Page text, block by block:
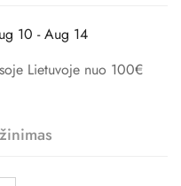
10 - Aug 14
Lietuvoje nuo 100€